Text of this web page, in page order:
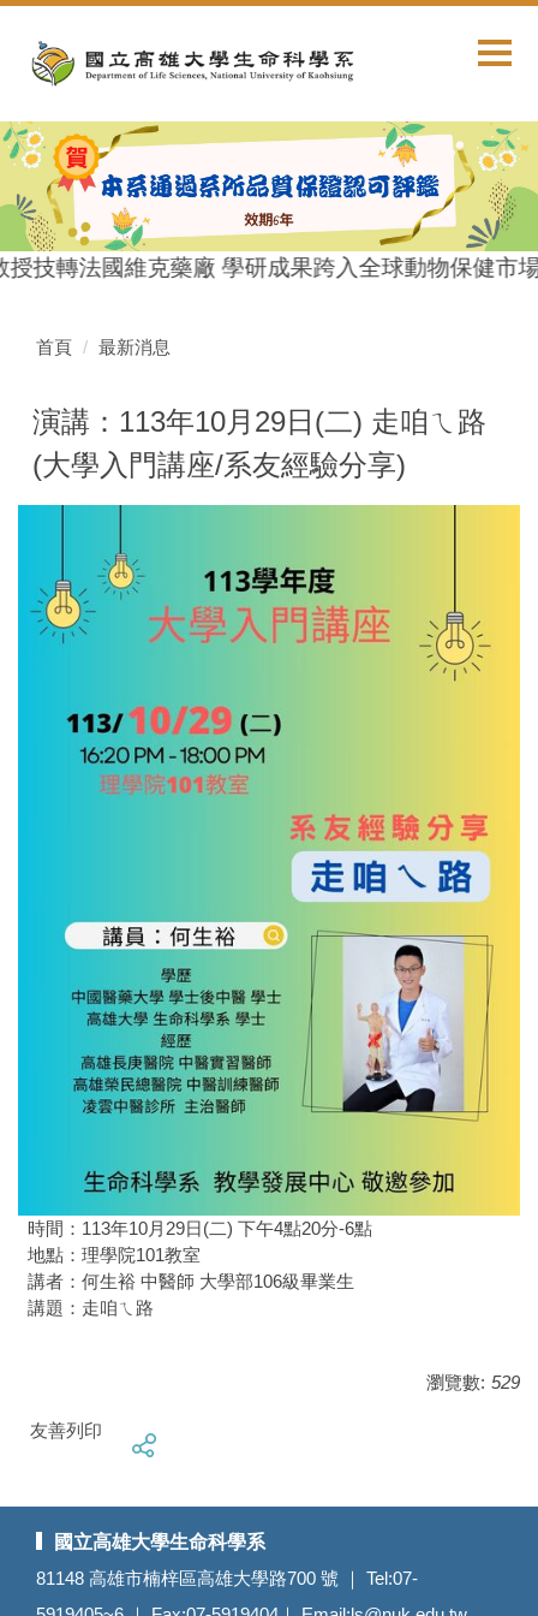
內
容
技轉法國維克藥廠 學研成果跨入全球動物保健市場
首頁 最新消息
演講：113年10月29日(二) 走咱ㄟ路
(大學入門講座/系友經驗分享)
時間：113年10月29日(二) 下午4點20分-6點
地點：理學院101教室
講者：何生裕 中醫師 大學部106級畢業生
講題：走咱ㄟ路
瀏覽數: 529
友善列印
國立高雄大學生命科學系
81148 高雄市楠梓區高雄大學路700 號 ｜ Tel:07-